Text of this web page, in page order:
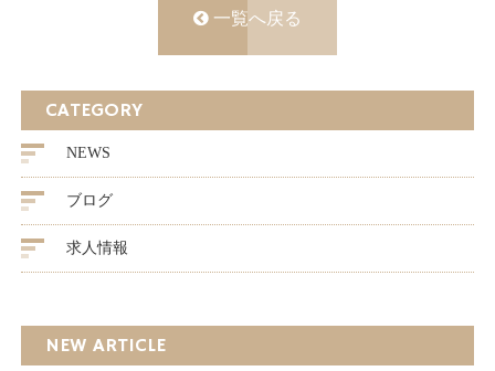
一覧へ戻る
CATEGORY
NEWS
ブログ
求人情報
NEW ARTICLE